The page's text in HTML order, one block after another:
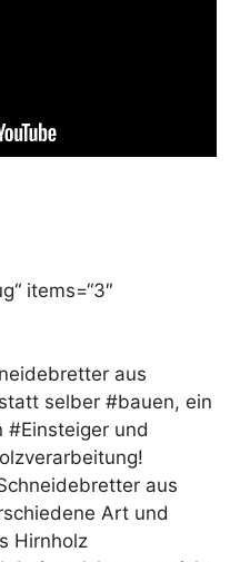
items=“3″
aus
selber #bauen, ein
#Einsteiger und
aus
Art und
Hirnholz